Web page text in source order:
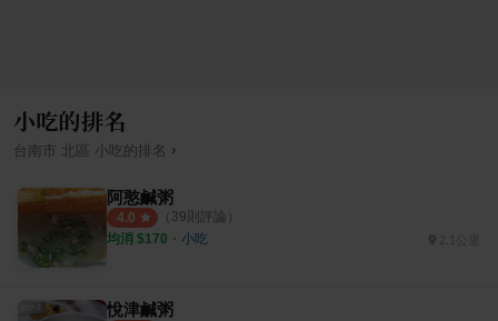
小吃的排名
台南市 北區 小吃 的排名 ›
阿憨鹹粥
4.0 （ 39則評論）
均消 $170 ・ 小吃
悅津鹹粥